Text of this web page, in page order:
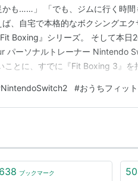
かも……」 「でも、ジムに行く時
、自宅で本格的なボクシングエク
Boxing』シリーズ。 そして本日
パーソナルトレーナー Nintendo
ことに、すでに『Fit Boxing 3』を
とができるんです…
NintendoSwitch2 #おうちフィッ
638 ブックマーク